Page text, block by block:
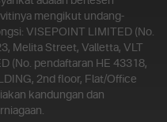
terutamanya bagi mereka
langsung. Walaupun
untuk dihadamkan,
mengikut undang-
VISEPOINT LIMITED (No.
Melita Street, Valletta, VLT
(No. pendaftaran HE 43318,
2nd floor, Flat/Office
kandungan dan